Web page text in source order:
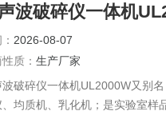
波破碎仪一体机
2026-08-07
质： 生产厂家
波破碎仪一体机UL2000W又别
均质机、乳化机；是实验室样